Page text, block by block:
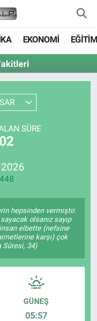
EKONOMİ
SÜRE
hepsinden vermiştir.
olsanız sayıp
elbette (nefsine
karşı) çok
Sûresi, 34)
GÜNEŞ
05:57
Fikstür